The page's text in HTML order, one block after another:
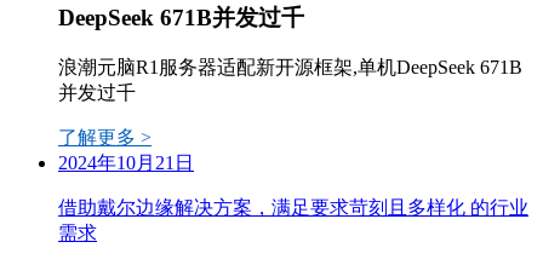
DeepSeek 671B并发过千
浪潮元脑R1服务器适配新开源框架,单机DeepSeek 671B
并发过千
了解更多 >
2024年10月21日
借助戴尔边缘解决方案，满足要求苛刻且多样化 的行业
需求